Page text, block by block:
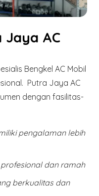
Jaya AC
Bengkel AC Mobil
Putra Jaya AC
dengan fasilitas-
pengalaman lebih
dan ramah
berkualitas dan